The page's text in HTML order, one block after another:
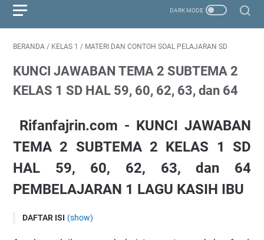
BERANDA / KELAS 1 / MATERI DAN CONTOH SOAL PELAJARAN SD
KUNCI JAWABAN TEMA 2 SUBTEMA 2
KELAS 1 SD HAL 59, 60, 62, 63, dan 64
Rifanfajrin.com - KUNCI JAWABAN
TEMA 2 SUBTEMA 2 KELAS 1 SD
HAL 59, 60, 62, 63, dan 64
PEMBELAJARAN 1 LAGU KASIH IBU
DAFTAR ISI (show)